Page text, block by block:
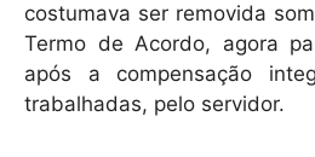
costumava ser removida
Termo de Acordo, agora
após a compensação
trabalhadas, pelo servidor.